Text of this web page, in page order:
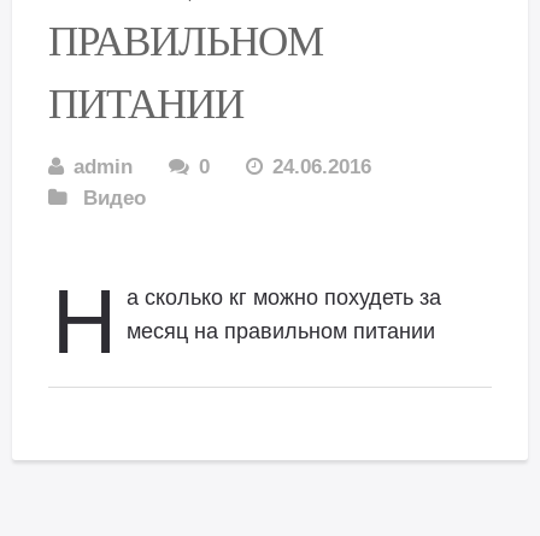
ПРАВИЛЬНОМ
ПИТАНИИ
admin 0
24.06.2016
Видео
Н
а сколько кг можно похудеть за
месяц на правильном питании